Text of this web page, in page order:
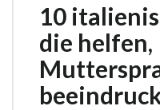
10
die helfen,